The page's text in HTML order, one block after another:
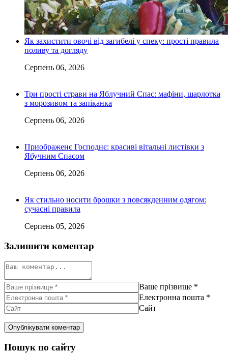
Як захистити овочі від загибелі у спеку: прості правила
поливу та догляду
Серпень 06, 2026
Три прості страви на Яблучний Спас: мафіни, шарлотка
з морозивом та запіканка
Серпень 06, 2026
Приображенє Господнє: красиві вітальні листівки з
Ябучним Спасом
Серпень 06, 2026
Як стильно носити брошки з повсякденним одягом:
сучасні правила
Серпень 05, 2026
Залишити коментар
Ваше прізвище *
Електронна пошта *
Сайт
Пошук по сайту